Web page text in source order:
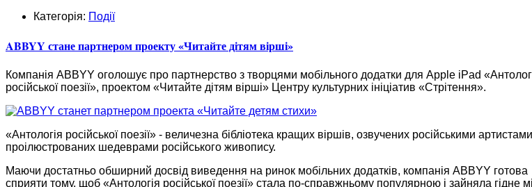
Категорія: Події
ABBYY стане партнером проекту «Читайте дітям вірші»
Компанія ABBYY оголошує про партнерство з творцями мобільного додатки для Apple iPad
російської поезії», проектом «Читайте дітям вірші» Центру культурних ініціатив «Стрітення».
«Антологія російської поезії» - величезна бібліотека кращих віршів, озвучених російськими артистами
проілюстрованих шедеврами російського живопису.
Маючи достатньо обширний досвід виведення на ринок мобільних додатків, компанія ABBYY готова
сприяти тому, щоб «Антологія російської поезії» стала по-справжньому популярною і зайняла гідне